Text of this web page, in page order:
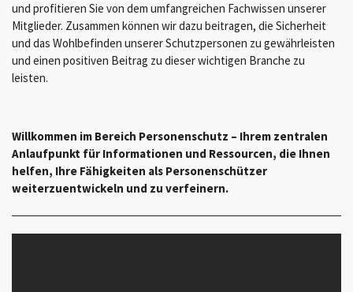
und profitieren Sie von dem umfangreichen Fachwissen unserer
Mitglieder. Zusammen können wir dazu beitragen, die Sicherheit
und das Wohlbefinden unserer Schutzpersonen zu gewährleisten
und einen positiven Beitrag zu dieser wichtigen Branche zu
leisten.
Willkommen im Bereich Personenschutz – Ihrem zentralen
Anlaufpunkt für Informationen und Ressourcen, die Ihnen
helfen, Ihre Fähigkeiten als Personenschützer
weiterzuentwickeln und zu verfeinern.